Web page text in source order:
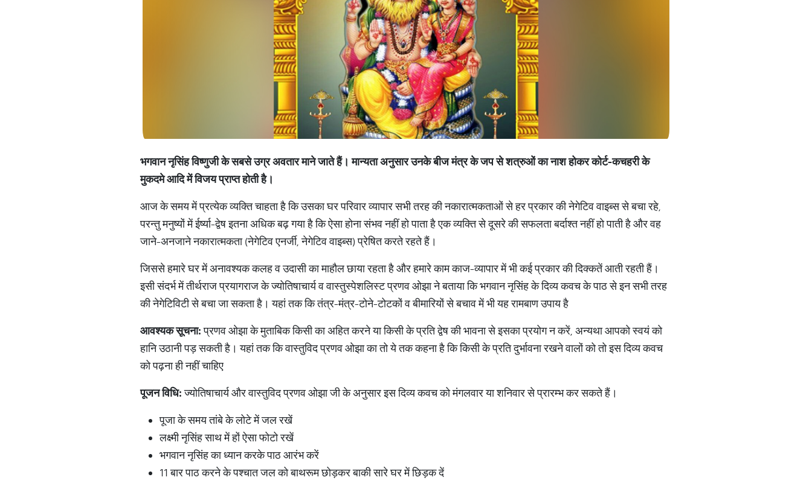
भगवाननृसिंहविष्णुजीकेसबसेउग्रअवतारमानेजातेहैं। मान्यताअनुसारउनकेबीजमंत्रकेजपसेशत्रुओंकानाशहोकरकोर्ट-कचहरीके
मुकदमेआदिमेंविजयप्राप्तहोतीहै।
आज के समय में प्रत्येक व्यक्ति चाहता है कि उसका घर परिवार व्यापार सभी तरह की नकारात्मकताओं से हर प्रकार की नेगेटिव वाइब्स से बचा रहे,
परन्तु मनुष्यों में ईर्ष्या-द्वेष इतना अधिक बढ़ गया है कि ऐसा होना संभव नहीं हो पाता है एक व्यक्ति से दूसरे की सफलता बर्दाश्त नहीं हो पाती है और वह
जाने-अनजाने नकारात्मकता (नेगेटिव एनर्जी, नेगेटिव वाइब्स) प्रेषित करते रहते हैं।
जिससे हमारे घर में अनावश्यक कलह व उदासी का माहौल छाया रहता है और हमारे काम काज-व्यापार में भी कई प्रकार की दिक्कतें आती रहती हैं।
इसी संदर्भ में तीर्थराज प्रयागराज के ज्योतिषाचार्य व वास्तुस्पेशलिस्ट प्रणव ओझा ने बताया कि भगवान नृसिंह के दिव्य कवच के पाठ से इन सभी तरह
की नेगेटिविटी से बचा जा सकता है। यहां तक कि तंत्र-मंत्र-टोने-टोटकों व बीमारियों से बचाव में भी यह रामबाण उपाय है
आवश्यकसूचना:प्रणव ओझा के मुताबिक किसी का अहित करने या किसी के प्रति द्वेष की भावना से इसका प्रयोग न करें, अन्यथा आपको स्वयं को
हानि उठानी पड़ सकती है। यहां तक कि वास्तुविद प्रणव ओझा का तो ये तक कहना है कि किसी के प्रति दुर्भावना रखने वालों को तो इस दिव्य कवच
को पढ़ना ही नहीं चाहिए
पूजनविधि:ज्योतिषाचार्य और वास्तुविद प्रणव ओझा जी के अनुसार इस दिव्य कवच को मंगलवार या शनिवार से प्रारम्भ कर सकते हैं।
पूजा के समय तांबे के लोटे में जल रखें
लक्ष्मी नृसिंह साथ में हों ऐसा फोटो रखें
भगवान नृसिंह का ध्यान करके पाठ आरंभ करें
11 बार पाठ करने के पश्चात जल को बाथरूम छोड़कर बाकी सारे घर में छिड़क दें